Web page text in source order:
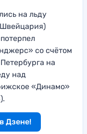
на льду
со счётом
на
над
«Динамо»
Дзене!